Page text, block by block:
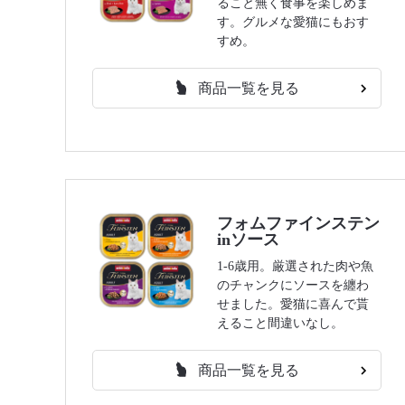
ること無く食事を楽しめま
す。グルメな愛猫にもおす
すめ。
商品一覧を見る
フォムファインステン
inソース
1-6歳用。厳選された肉や魚
のチャンクにソースを纏わ
せました。愛猫に喜んで貰
えること間違いなし。
商品一覧を見る